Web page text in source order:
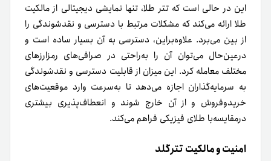
این در حالی است که تتر طلا، تنها نمایشی دیجیتالی از مالکیت
طلا ارائه می‌کند که مشکلات مرتبط با دسترسی و نقدشوندگی را
از بین می‌برد. علاوه‌براین، دسترسی به آن بسیار ساده است و
در‌عین‌حال می‌توان آن را به‌راحتی در صرافی‌های رمزارزهای
مختلف معامله کرد. این میزان از قابلیت دسترسی و نقدشوندگی
به سرمایه‌گذاران اجازه می‌دهد تا به‌سرعت وارد موقعیت‌های
خرید‌و‌فروش و از آن خارج شوند و انعطاف‌پذیری بیشتری
در‌مقایسه‌با طلای فیزیکی فراهم می‌کند.
امنیت و مالکیت تترگلد